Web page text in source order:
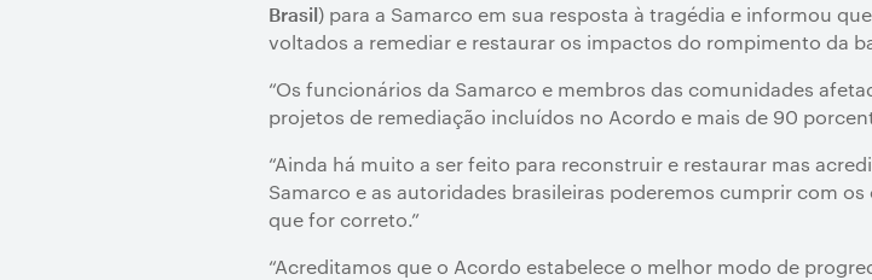
Brasil) para a Samarco em sua resposta à tragédia e informou
voltados a remediar e restaurar os impactos do rompimento da
“Os funcionários da Samarco e membros das comunidades
projetos de remediação incluídos no Acordo e mais de 90
“Ainda há muito a ser feito para reconstruir e restaurar mas
Samarco e as autoridades brasileiras poderemos cumprir com
que for correto.”
“Acreditamos que o Acordo estabelece o melhor modo de